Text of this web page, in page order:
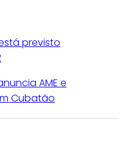
previsto
AME e
Cubatão